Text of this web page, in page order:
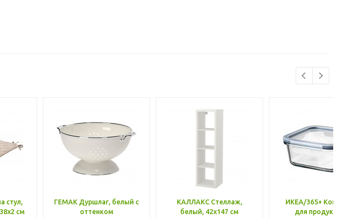
стул,
см
ГЕМАК Дуршлаг, белый с
оттенком
КАЛЛАКС Стеллаж,
белый, 42x147 см
ИКЕА/365+
для